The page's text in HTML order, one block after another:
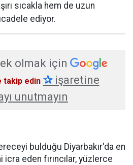
sıcakla hem de uzun
ediyor.
olmak için
takip edin ✰işaretine
unutmayın
bulduğu Diyarbakır'da en
eden fırıncılar, yüzlerce